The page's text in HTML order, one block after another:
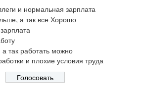
и нормальная зарплата
а так все Хорошо
так работать можно
и плохие условия труда